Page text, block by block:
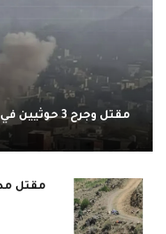
مقتل وجرح 3 حوثيين في اشتباكات غرب تعز
مقتل